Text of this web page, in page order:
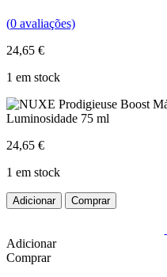
(0 avaliações)
24,65 €
1 em stock
24,65 €
1 em stock
Quantidade
de
Prodigieuse
Boost
Adicionar Comprar
Adicionar
Comprar